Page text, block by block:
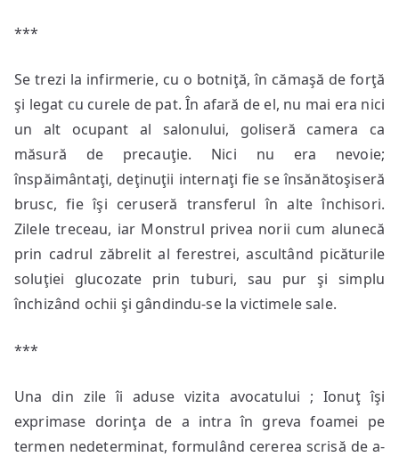
***
Se trezi la infirmerie, cu o botniţă, în cămaşă de forţă
şi legat cu curele de pat. În afară de el, nu mai era nici
un alt ocupant al salonului, goliseră camera ca
măsură de precauţie. Nici nu era nevoie;
înspăimântaţi, deţinuţii internaţi fie se însănătoşiseră
brusc, fie îşi ceruseră transferul în alte închisori.
Zilele treceau, iar Monstrul privea norii cum alunecă
prin cadrul zăbrelit al ferestrei, ascultând picăturile
soluţiei glucozate prin tuburi, sau pur şi simplu
închizând ochii şi gândindu-se la victimele sale.
***
Una din zile îi aduse vizita avocatului ; Ionuţ îşi
exprimase dorinţa de a intra în greva foamei pe
termen nedeterminat, formulând cererea scrisă de a-